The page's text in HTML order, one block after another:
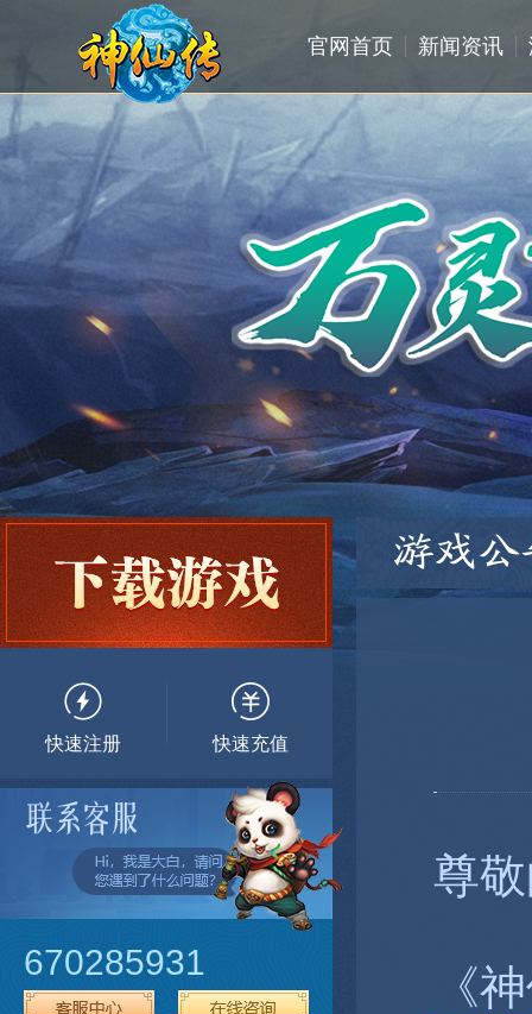
官网首页 新闻资讯
快速注册 快速充值
670285931
游戏
尊
《